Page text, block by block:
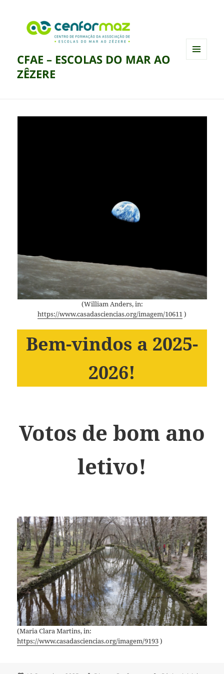
CFAE – ESCOLAS DO MAR AO
ZÊZERE
(William Anders, in:
https://www.casadasciencias.org/imagem/10611 )
Bem-vindos a 2025-
2026!
Votos de bom ano
letivo!
(Maria Clara Martins, in:
https://www.casadasciencias.org/imagem/9193)